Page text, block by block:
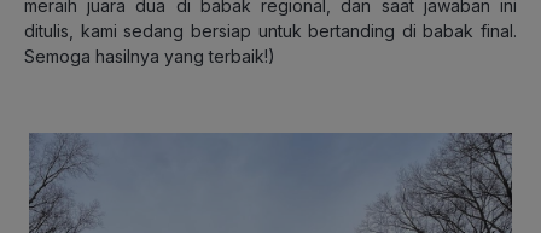
meraih juara dua di babak regional, dan saat jawaban ini
ditulis, kami sedang bersiap untuk bertanding di babak final.
Semoga hasilnya yang terbaik!)